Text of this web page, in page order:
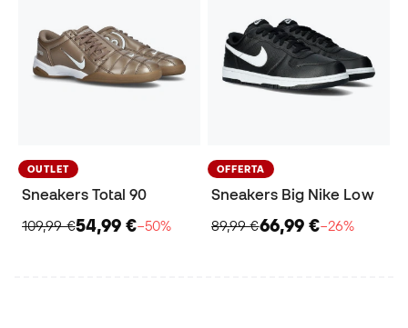
OUTLET
Sneakers Total 90
109,99 €54,99 €−50%
OFFERTA
Sneakers Big Nike Low
89,99 €66,99 €−26%